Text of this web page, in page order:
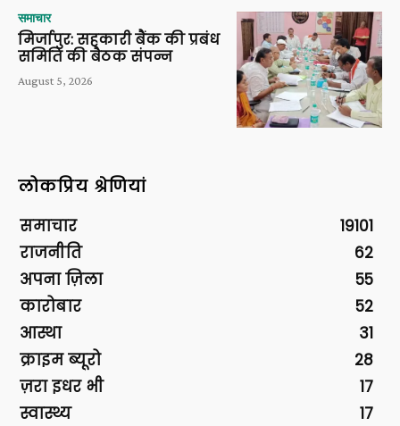
समाचार
मिर्जापुर: सहकारी बैंक की प्रबंध
समिति की बैठक संपन्न
August 5, 2026
लोकप्रिय श्रेणियां
समाचार
19101
राजनीति
62
अपना ज़िला
55
कारोबार
52
आस्था
31
क्राइम ब्यूरो
28
ज़रा इधर भी
17
स्वास्थ्य
17